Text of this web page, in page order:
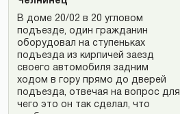
В доме 20/02 в 20 угловом
подъезде, один гражданин
оборудовал на ступеньках
подъезда из кирпичей заезд
своего автомобиля задним
ходом в гору прямо до дверей
подъезда, отвечая на вопрос для
чего это он так сделал, что